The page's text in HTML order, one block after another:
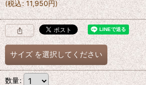
(税込: 11,950円)
サイズ を選択してください
数量: